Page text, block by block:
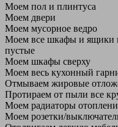
Моем пол и плинтуса
Моем двери
Моем мусорное ведро
Моем все шкафы и ящики
пустые
Моем шкафы сверху
Моем весь кухонный
Отмываем жировые
Протираем от пыли все
Моем радиаторы
Моем розетки/